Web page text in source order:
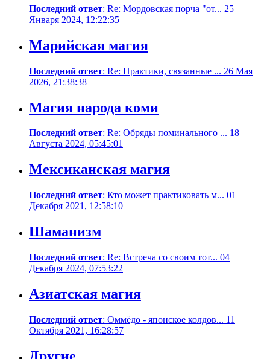
Последний ответ: Re: Мордовская порча "от... 25
Января 2024, 12:22:35
Марийская магия
Последний ответ: Re: Практики, связанные ... 26 Мая
2026, 21:38:38
Магия народа коми
Последний ответ: Re: Обряды поминального ... 18
Августа 2024, 05:45:01
Мексиканская магия
Последний ответ: Кто может практиковать м... 01
Декабря 2021, 12:58:10
Шаманизм
Последний ответ: Re: Встреча со своим тот... 04
Декабря 2024, 07:53:22
Азиатская магия
Последний ответ: Оммёдо - японское колдов... 11
Октября 2021, 16:28:57
Другие